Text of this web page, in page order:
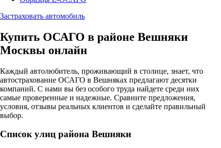
Застраховать автомобиль
Купить ОСАГО в районе Вешняки
Москвы онлайн
Каждый автолюбитель, проживающий в столице, знает, что
автострахование ОСАГО в Вешняках предлагают десятки
компаний. С нами вы без особого труда найдете среди них
самые проверенные и надежные. Сравните предложения,
условия, отзывы реальных клиентов и сделайте правильный
выбор.
Список улиц района Вешняки